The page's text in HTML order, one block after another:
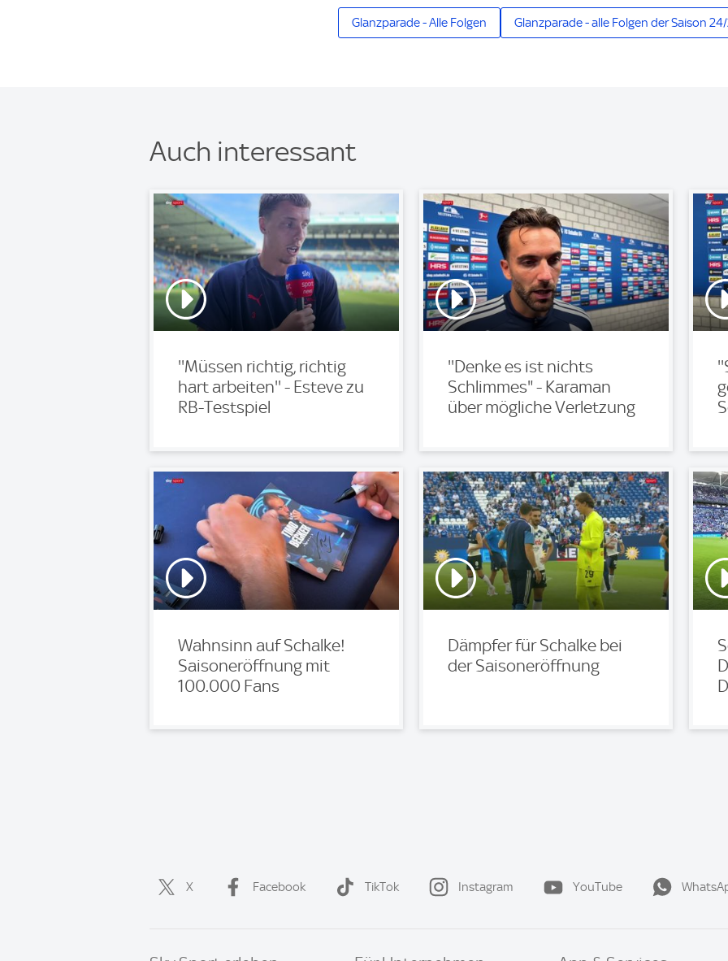
Glanzparade - Alle Folgen Glanzparade - alle Folgen der Saison
Auch interessant
''Müssen richtig, richtig
hart arbeiten'' - Esteve zu
RB-Testspiel
''Denke es ist nichts
Schlimmes" - Karaman
über mögliche Verletzung
Wahnsinn auf Schalke!
Saisoneröffnung mit
100.000 Fans
Dämpfer für Schalke bei
der Saisoneröffnung
X Facebook TikTok Instagram YouTube